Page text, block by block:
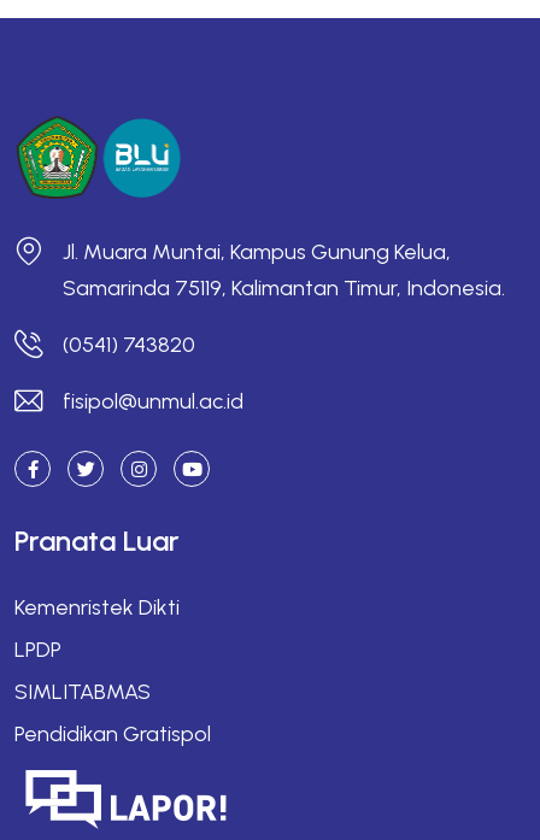
Jl. Muara Muntai, Kampus Gunung Kelua,
Samarinda 75119, Kalimantan Timur, Indonesia.
(0541) 743820
fisipol@unmul.ac.id
Pranata Luar
Kemenristek Dikti
LPDP
SIMLITABMAS
Pendidikan Gratispol